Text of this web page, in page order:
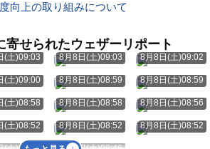
向上の取り組みについて
寄せられたウェザーリポート
(土)09:03 8月8日(土)09:03 8月8日(土)09:02
(土)09:00 8月8日(土)08:59 8月8日(土)08:59
(土)08:58 8月8日(土)08:58 8月8日(土)08:56
(土)08:52 8月8日(土)08:52 8月8日(土)08:52